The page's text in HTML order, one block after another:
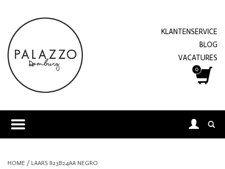
KLANTENSERVICE
BLOG
VACATURES
0
HOME / LAARS 823B24AA NEGRO